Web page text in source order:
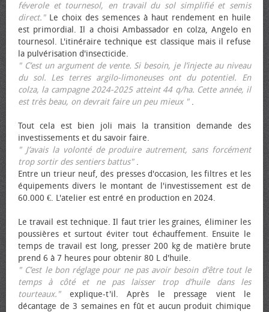
féverole et tournesol, en travail du sol simplifié et semis
direct."Le choix des semences à haut rendement en huile
est primordial. Il a choisi Ambassador en colza, Angelo en
tournesol. L'itinéraire technique est classique mais il refuse
la pulvérisation d'insecticide.
" C’est un argument de vente. Si besoin, je l’injecte au niveau
du sol. Les terres argilo-limoneuses ont du potentiel. En
colza, la campagne 2024-2025 atteint 44 q/ha. Cette année, il
est très beau, on devrait faire un peu mieux ".
Tout cela est bien joli mais la transition demande des
investissements et du savoir faire.
" J’avais la volonté de produire autrement, sans forcément
trop sortir des sentiers battus".
Entre un trieur neuf, des presses d'occasion, les filtres et les
équipements divers le montant de l'investissement est de
60.000 €. L'atelier est entré en production en 2024.
Le travail est technique. Il faut trier les graines, éliminer les
poussières et surtout éviter tout échauffement. Ensuite le
temps de travail est long, presser 200 kg de matière brute
prend 6 à 7 heures pour obtenir 80 L d'huile.
" C’est le bon réglage pour ne pas avoir besoin d’être tout le
temps à côté et ne pas laisser trop d’huile dans les
tourteaux."explique-t'il. Après le pressage vient le
décantage de 3 semaines en fût et aucun produit chimique